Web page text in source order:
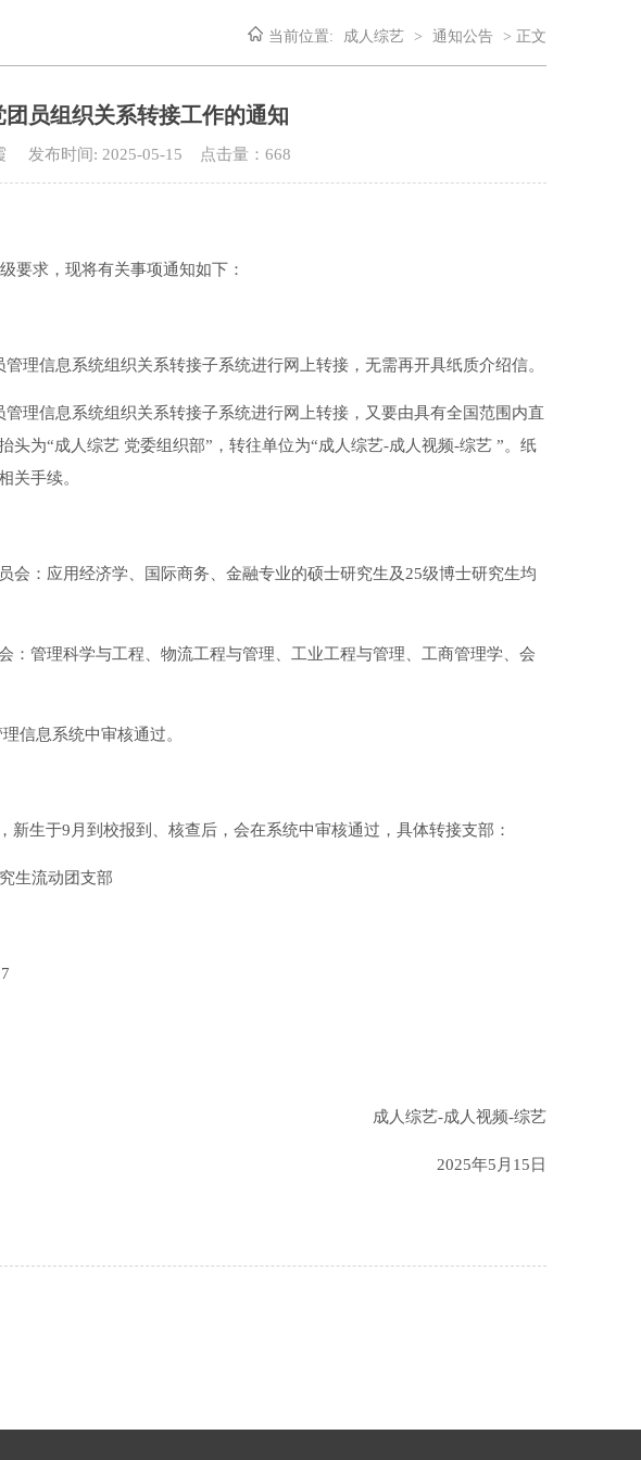
当前位置: 成人综艺 > 通知公告 > 正文
团员组织关系转接工作的通知
发布时间: 2025-05-15 点击量： 668
要求，现将有关事项通知如下：
理信息系统组织关系转接子系统进行网上转接，无需再开具纸质介绍信。
理信息系统组织关系转接子系统进行网上转接，又要由具有全国范围内直
为“成人综艺 党委组织部”，转往单位为“成人综艺-成人视频-综艺 ”。纸
关手续。
会：应用经济学、国际商务、金融专业的硕士研究生及25级博士研究生均
：管理科学与工程、物流工程与管理、工业工程与管理、工商管理学、会
信息系统中审核通过。
生于9月到校报到、核查后，会在系统中审核通过，具体转接支部：
生流动团支部
成人综艺-成人视频-综艺
2025年5月15日